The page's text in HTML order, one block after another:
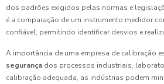
dos padrões exigidos pelas normas e
é a comparação de um instrumento medidor
confiável, permitindo identificar desvios e
A importância de uma empresa de calibração
segurança dos processos industriais,
calibração adequada, as indústrias podem